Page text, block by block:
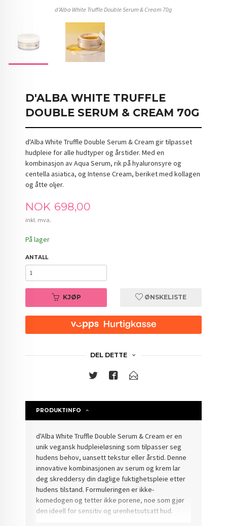
d'Alba White Truffle Double Serum & Cream 70g
D'ALBA WHITE TRUFFLE
DOUBLE SERUM & CREAM 70G
d'Alba White Truffle Double Serum & Cream gir tilpasset
hudpleie for alle hudtyper og årstider. Med en
kombinasjon av Aqua Serum, rik på hyaluronsyre og
centella asiatica, og Intense Cream, beriket med kollagen
og åtte oljer.
Pris
NOK 698,00
inkl. mva.
På lager
ANTALL
KJØP ØNSKELISTE
DEL DETTE
PRODUKTINFO
d'Alba White Truffle Double Serum & Cream er en
unik vegansk hudpleieløsning som tilpasser seg
hudens behov, uansett tekstur eller årstid. Denne
innovative kombinasjonen av serum og krem lar
deg skreddersy din daglige fuktighetspleie etter
hudens tilstand. Formuleringen er ikke-
komedogen og tetter ikke porene, noe som gjør
den ideell for sensitiv og urenhetsutsatt hud.